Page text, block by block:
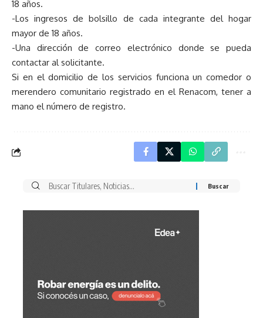
18 años.
-Los ingresos de bolsillo de cada integrante del hogar
mayor de 18 años.
-Una dirección de correo electrónico donde se pueda
contactar al solicitante.
Si en el domicilio de los servicios funciona un comedor o
merendero comunitario registrado en el Renacom, tener a
mano el número de registro.
Buscar